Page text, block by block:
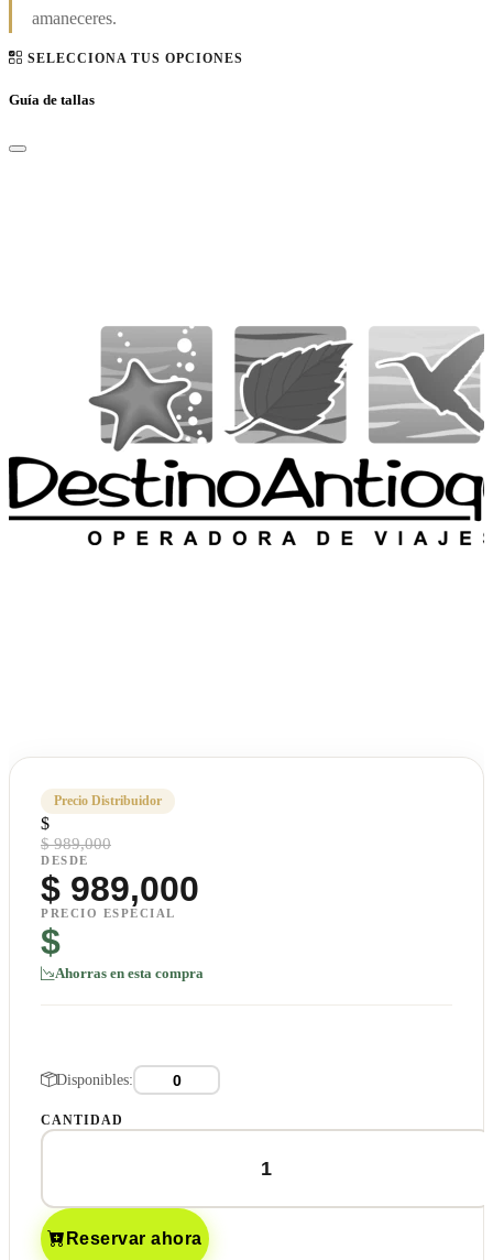
amaneceres.
SELECCIONA TUS OPCIONES
Guía de tallas
Precio Distribuidor
$
$ 989,000
DESDE
$ 989,000
PRECIO ESPECIAL
$
Ahorras en esta compra
Disponibles:
CANTIDAD
Reservar ahora